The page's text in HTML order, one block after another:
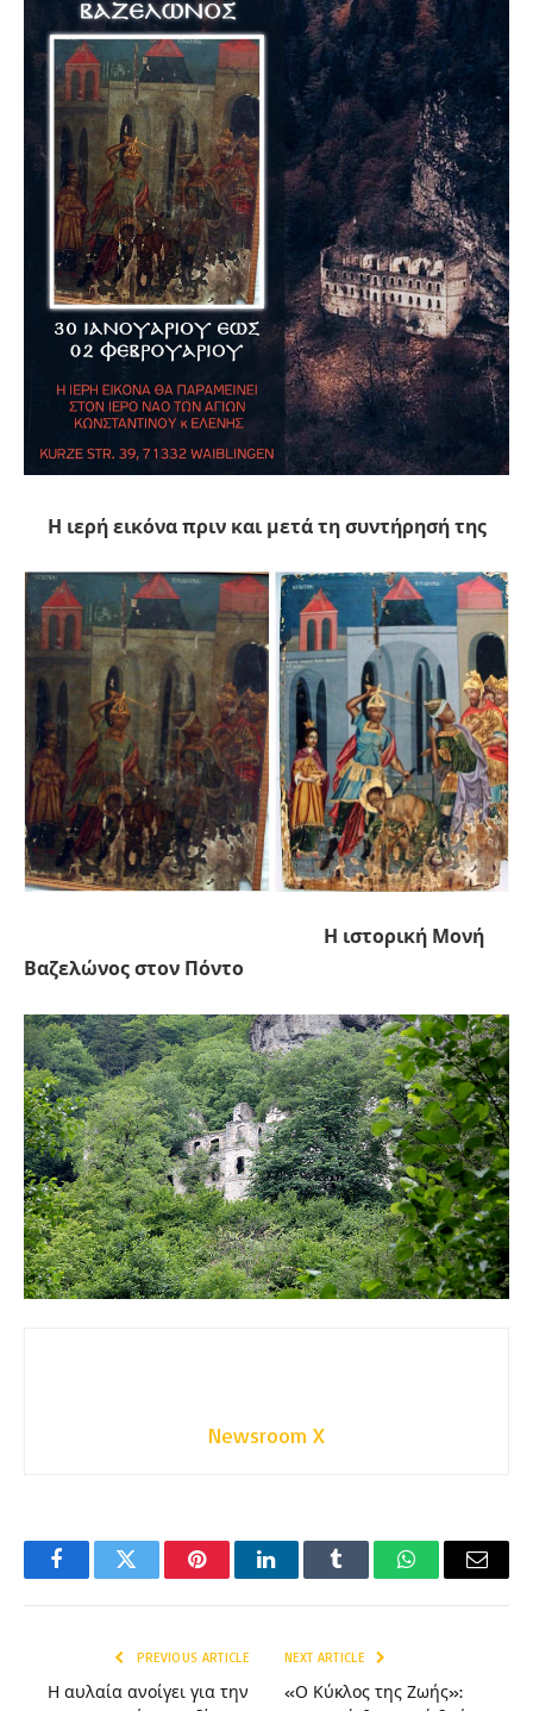
Η ιερή εικόνα πριν και μετά τη συντήρησή της
Η ιστορική Μονή
Βαζελώνος στον Πόντο
Newsroom X
FacebookTwitter PinterestLinkedInTumblr WhatsAppEmail
PREVIOUS ARTICLE
Η αυλαία ανοίγει για την
NEXT ARTICLE
«Ο Κύκλος της Ζωής»: